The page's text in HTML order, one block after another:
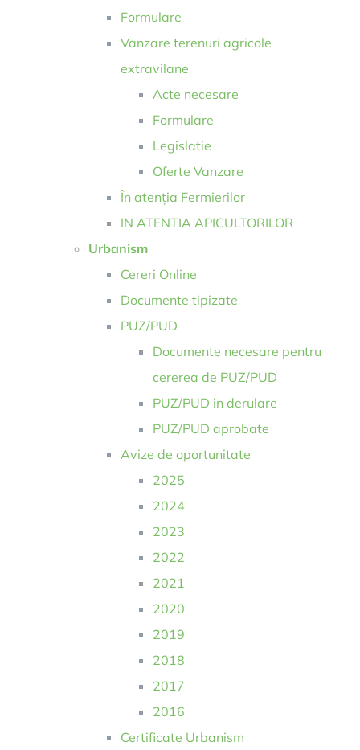
Formulare
Vanzare terenuri agricole
extravilane
Acte necesare
Formulare
Legislatie
Oferte Vanzare
În atenția Fermierilor
IN ATENTIA APICULTORILOR
Urbanism
Cereri Online
Documente tipizate
PUZ/PUD
Documente necesare pentru
cererea de PUZ/PUD
PUZ/PUD in derulare
PUZ/PUD aprobate
Avize de oportunitate
2025
2024
2023
2022
2021
2020
2019
2018
2017
2016
Certificate Urbanism